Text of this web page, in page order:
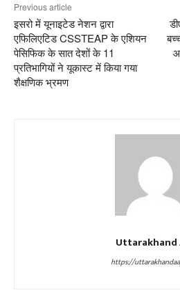
Previous article
इसरो में यूनाइटेड नेशन द्वारा
एफिलिएटिड CSSTEAP के एशियन
पेसिफिक के सात देशों के 11
प्रतिभागियों ने यूकास्ट में किया गया
शैक्षणिक भ्रमण
Uttarakhand
https://